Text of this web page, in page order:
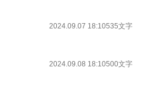
2024.09.07 18:10535文字
2024.09.08 18:10500文字